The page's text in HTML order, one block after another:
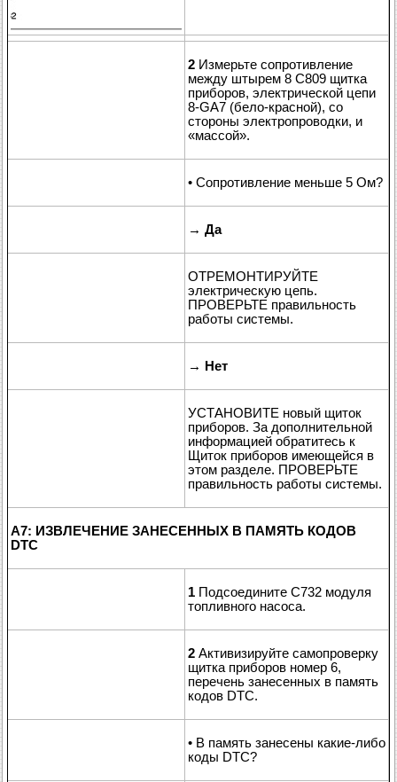
2 Измерьте сопротивление
между штырем 8 C809 щитка
приборов, электрической цепи
8-GA7 (бело-красной), со
стороны электропроводки, и
«массой».
• Сопротивление меньше 5 Ом?
→ Да
ОТРЕМОНТИРУЙТЕ
электрическую цепь.
ПРОВЕРЬТЕ правильность
работы системы.
→ Нет
УСТАНОВИТЕ новый щиток
приборов. За дополнительной
информацией обратитесь к
Щиток приборов имеющейся в
этом разделе. ПРОВЕРЬТЕ
правильность работы системы.
A7: ИЗВЛЕЧЕНИЕ ЗАНЕСЕННЫХ В ПАМЯТЬ КОДОВ
DTC
1 Подсоедините C732 модуля
топливного насоса.
2 Активизируйте самопроверку
щитка приборов номер 6,
перечень занесенных в память
кодов DTC.
• В память занесены какие-либо
коды DTC?